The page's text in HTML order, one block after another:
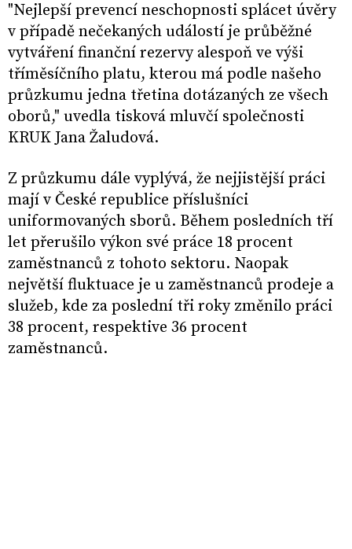
"Nejlepší prevencí neschopnosti splácet úvěry
v případě nečekaných událostí je průběžné
vytváření finanční rezervy alespoň ve výši
tříměsíčního platu, kterou má podle našeho
průzkumu jedna třetina dotázaných ze všech
oborů," uvedla tisková mluvčí společnosti
KRUK Jana Žaludová.
Z průzkumu dále vyplývá, že nejjistější práci
mají v České republice příslušníci
uniformovaných sborů. Během posledních tří
let přerušilo výkon své práce 18 procent
zaměstnanců z tohoto sektoru. Naopak
největší fluktuace je u zaměstnanců prodeje a
služeb, kde za poslední tři roky změnilo práci
38 procent, respektive 36 procent
zaměstnanců.